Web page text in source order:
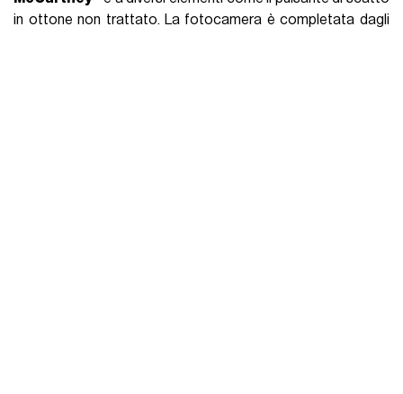
in ottone non trattato. La fotocamera è completata dagli